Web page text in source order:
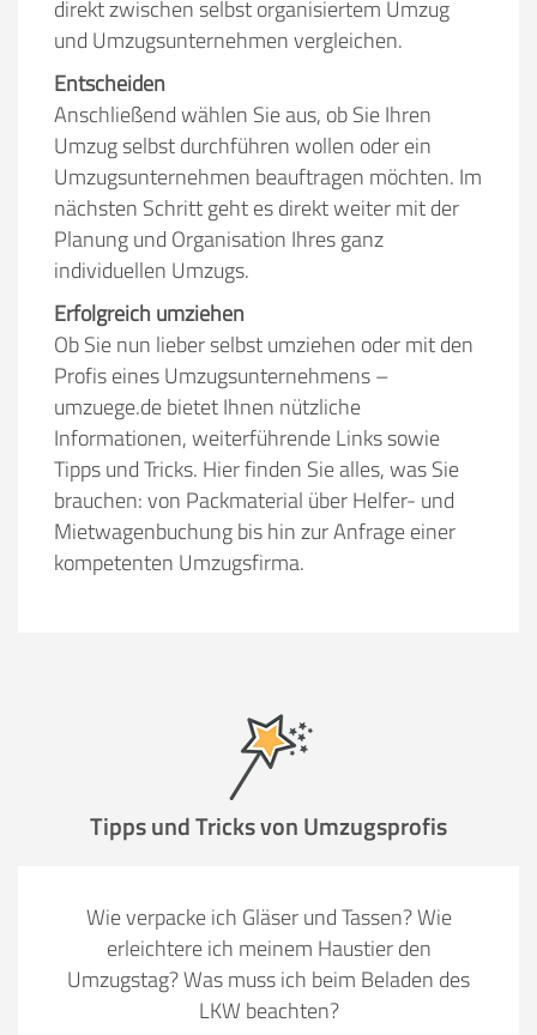
direkt zwischen selbst organisiertem Umzug
und Umzugsunternehmen vergleichen.
Entscheiden
Anschließend wählen Sie aus, ob Sie Ihren
Umzug selbst durchführen wollen oder ein
Umzugsunternehmen beauftragen möchten. Im
nächsten Schritt geht es direkt weiter mit der
Planung und Organisation Ihres ganz
individuellen Umzugs.
Erfolgreich umziehen
Ob Sie nun lieber selbst umziehen oder mit den
Profis eines Umzugsunternehmens –
umzuege.de bietet Ihnen nützliche
Informationen, weiterführende Links sowie
Tipps und Tricks. Hier finden Sie alles, was Sie
brauchen: von Packmaterial über Helfer- und
Mietwagenbuchung bis hin zur Anfrage einer
kompetenten Umzugsfirma.
Tipps und Tricks von Umzugsprofis
Wie verpacke ich Gläser und Tassen? Wie
erleichtere ich meinem Haustier den
Umzugstag? Was muss ich beim Beladen des
LKW beachten?